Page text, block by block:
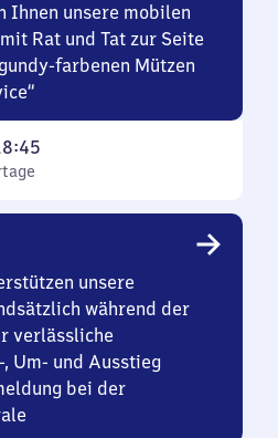
Ihnen unsere mobilen
Rat und Tat zur Seite
farbenen Mützen
unsere
während der
verlässliche
Um- und Ausstieg
bei der